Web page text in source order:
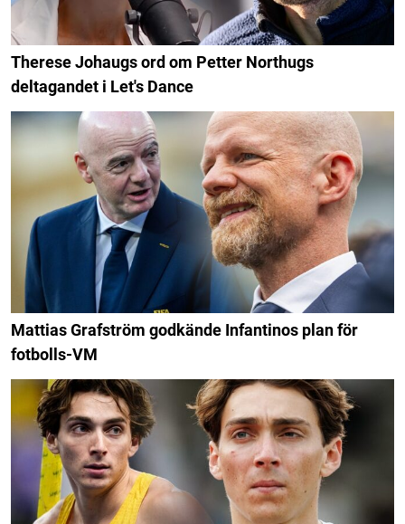
Therese Johaugs ord om Petter Northugs
deltagandet i Let's Dance
Mattias Grafström godkände Infantinos plan för
fotbolls-VM